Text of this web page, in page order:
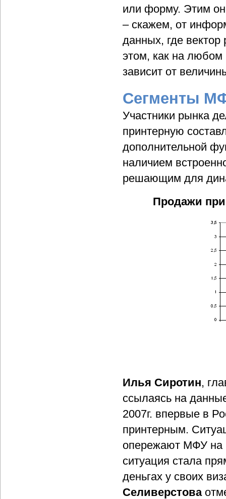
или форму. Этим он
– скажем, от
данных, где
этом, как на любом
зависит от
Сегменты
Участники рынка
принтерную
дополнительной
наличием
решающим для
Продажи
Илья Сиротин,
ссылаясь на
2007г. впервые в
принтерным.
опережают МФУ на
ситуация стала
деньгах у своих
Селиверстова